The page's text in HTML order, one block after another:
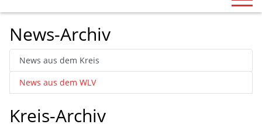
News-Archiv
News aus dem Kreis
News aus dem WLV
Kreis-Archiv